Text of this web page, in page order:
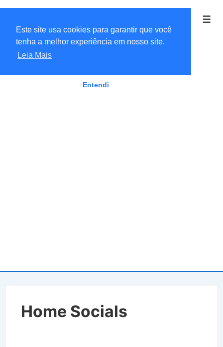
Este site usa cookies para garantir que você
tenha a melhor experiência em nosso site.
Leia Mais
Entendi
Home Socials